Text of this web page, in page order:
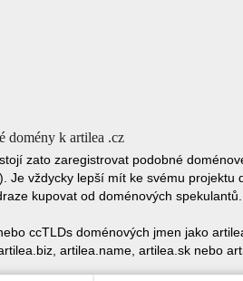
domény k artilea .cz
zato zaregistrovat podobné
Je vždycky lepší mít ke svému projektu
kupovat od doménových spekulantů.
ccTLDs doménových jmen jako
artilea.name, artilea.sk nebo